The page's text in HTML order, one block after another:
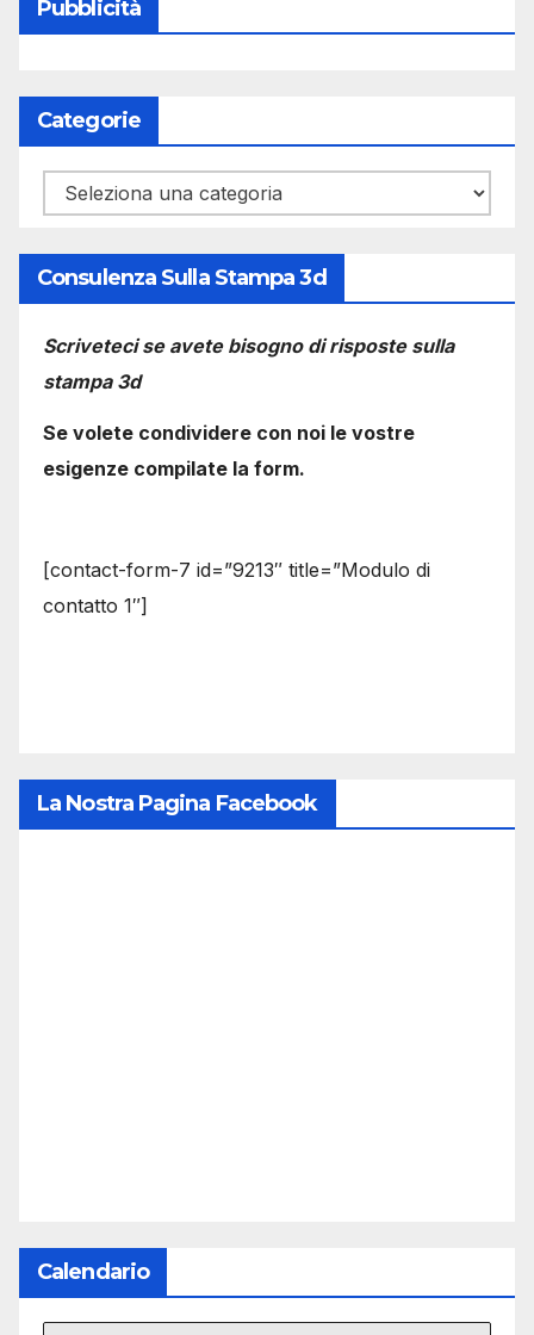
Pubblicità
Categorie
Categorie
Consulenza Sulla Stampa 3d
Scriveteci se avete bisogno di risposte sulla
stampa 3d
Se volete condividere con noi le vostre
esigenze compilate la form.
[contact-form-7 id=”9213″ title=”Modulo di
contatto 1″]
La Nostra Pagina Facebook
Calendario